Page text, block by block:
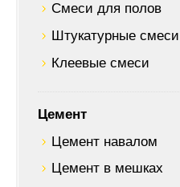
Смеси для полов
Штукатурные смеси
Клеевые смеси
Цемент
Цемент навалом
Цемент в мешках